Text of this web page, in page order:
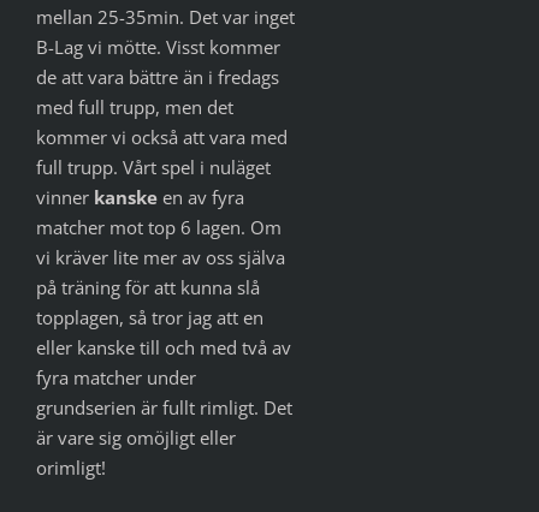
mellan 25-35min. Det var inget
B-Lag vi mötte. Visst kommer
de att vara bättre än i fredags
med full trupp, men det
kommer vi också att vara med
full trupp. Vårt spel i nuläget
vinner kanske en av fyra
matcher mot top 6 lagen. Om
vi kräver lite mer av oss själva
på träning för att kunna slå
topplagen, så tror jag att en
eller kanske till och med två av
fyra matcher under
grundserien är fullt rimligt. Det
är vare sig omöjligt eller
orimligt!